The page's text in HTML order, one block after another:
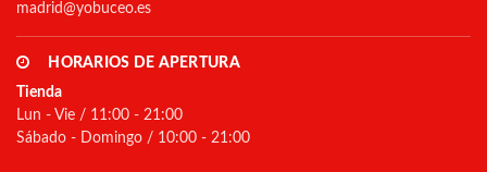
madrid@yobuceo.es
HORARIOS DE APERTURA
Tienda
Lun - Vie / 11:00 - 21:00
Sábado - Domingo / 10:00 - 21:00